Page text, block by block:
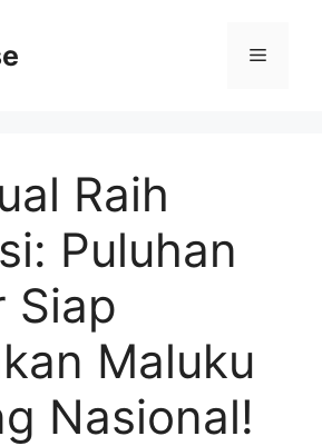
Menu
Raih
Puluhan
Siap
Maluku
Nasional!